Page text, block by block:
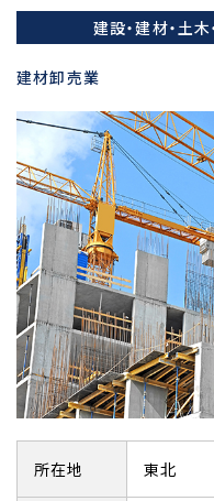
建設・建材・土
建材卸売業
所在地 東北